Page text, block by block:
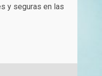
y seguras en las